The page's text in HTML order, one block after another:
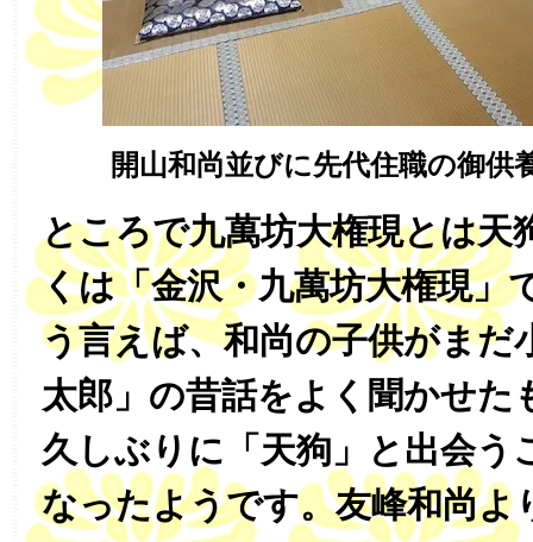
開山和尚並びに先代住職の御供
ところで九萬坊大権現とは天
くは「金沢・九萬坊大権現」
う言えば、和尚の子供がまだ
太郎」の昔話をよく聞かせた
久しぶりに「天狗」と出会う
なったようです。友峰和尚よ